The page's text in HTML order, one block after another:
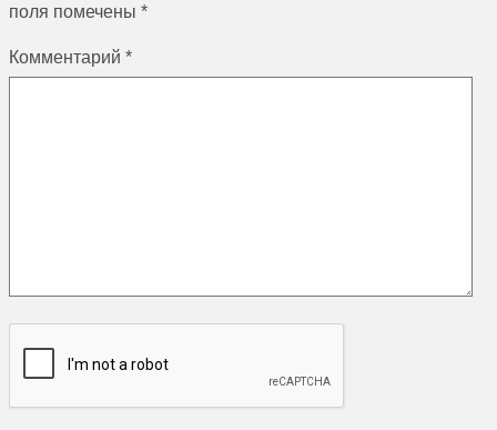
поля помечены*
Комментарий*